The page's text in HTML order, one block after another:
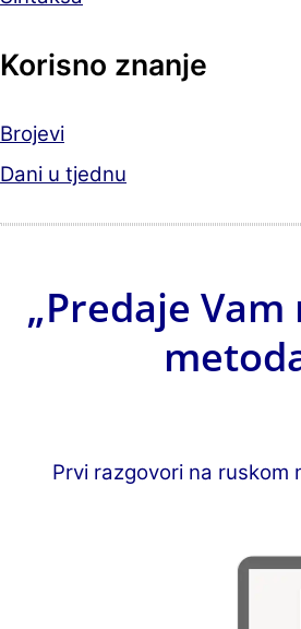
Korisno znanje
Brojevi
Dani u tjednu
„Predaje
Prvi razgovori na ruskom